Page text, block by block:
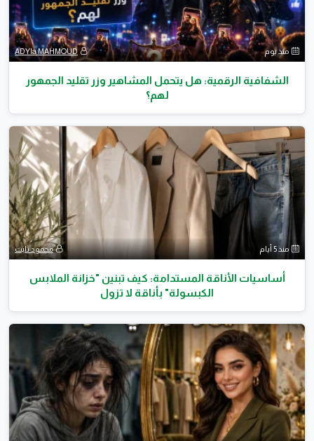
منذ يوم ADYIa MAHMOUD
الشفافية الرقمية: هل يتحمل المشاهير وزر تقليد الجمهور
لهم؟
منذ 5 أيام محمود ثابت
أساسيات الأناقة المستدامة: كيف تبنين "خزانة الملابس
الكبسولة" بأناقة لا تزول